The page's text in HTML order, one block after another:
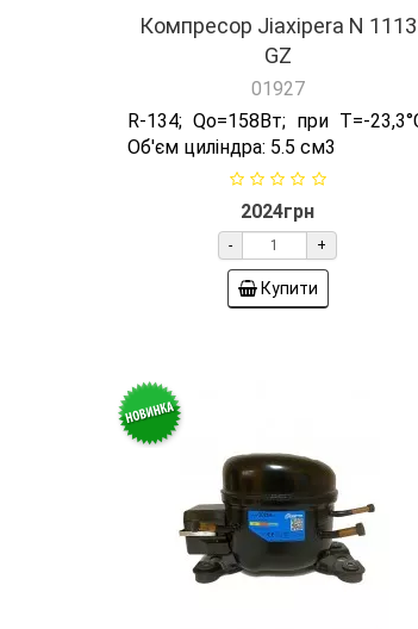
R-134; Qо=158Вт; при T=-23,3°C.
Об'єм циліндра: 5.5 см3
- +
Купити
Компресор LAWQD 25 HHP